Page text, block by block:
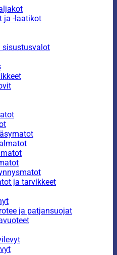
ja -laatikot
sisustusvalot
ja tarvikkeet
ja patjansuojat